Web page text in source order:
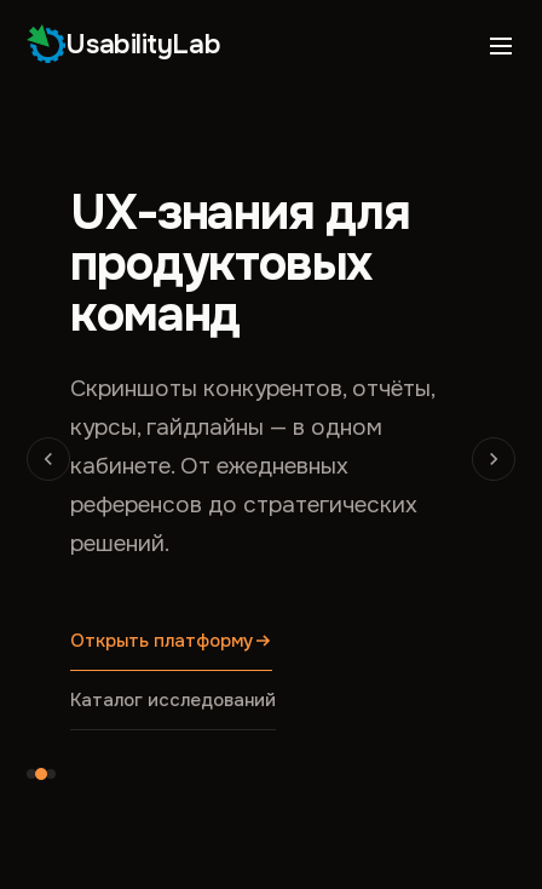
UsabilityLab
UX-знания для
продуктовых
команд
Скриншоты конкурентов, отчёты,
курсы, гайдлайны — в одном
кабинете. От ежедневных
референсов до стратегических
решений.
Открыть платформу
Каталог исследований